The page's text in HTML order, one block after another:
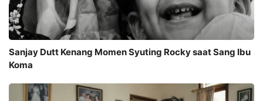
Sanjay Dutt Kenang Momen Syuting Rocky saat Sang Ibu
Koma